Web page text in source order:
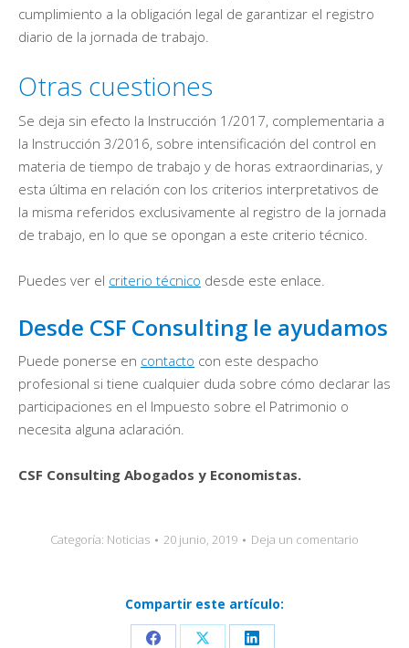
cumplimiento a la obligación legal de garantizar el registro
diario de la jornada de trabajo.
Otras cuestiones
Se deja sin efecto la Instrucción 1/2017, complementaria a
la Instrucción 3/2016, sobre intensificación del control en
materia de tiempo de trabajo y de horas extraordinarias, y
esta última en relación con los criterios interpretativos de
la misma referidos exclusivamente al registro de la jornada
de trabajo, en lo que se opongan a este criterio técnico.
Puedes ver el criterio técnico desde este enlace.
Desde CSF Consulting le ayudamos
Puede ponerse en contacto con este despacho
profesional si tiene cualquier duda sobre cómo declarar las
participaciones en el Impuesto sobre el Patrimonio o
necesita alguna aclaración.
CSF Consulting Abogados y Economistas.
Categoría: Noticias 20 junio, 2019 Deja un comentario
Compartir este artículo: